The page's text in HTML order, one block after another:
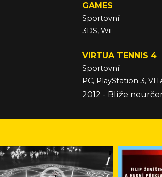
GAMES
Sportovní
3DS, Wii
VIRTUA TENNIS 4
Sportovní
PC, PlayStation 3,
2012 - Blíže